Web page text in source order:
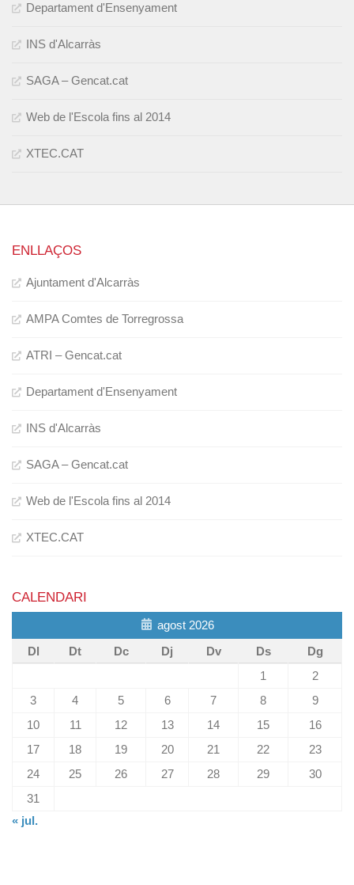
Departament d'Ensenyament
INS d'Alcarràs
SAGA – Gencat.cat
Web de l'Escola fins al 2014
XTEC.CAT
ENLLAÇOS
Ajuntament d'Alcarràs
AMPA Comtes de Torregrossa
ATRI – Gencat.cat
Departament d'Ensenyament
INS d'Alcarràs
SAGA – Gencat.cat
Web de l'Escola fins al 2014
XTEC.CAT
CALENDARI
agost 2026
Dl
Dt Dc Dj Dv Ds
Dg
1
2
3
4 5 6 7 8
9
10
11 12 13 14 15
16
17
18 19 20 21 22
23
24
25 26 27 28 29
30
31
« jul.